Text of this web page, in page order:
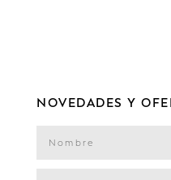
NOVEDADES Y